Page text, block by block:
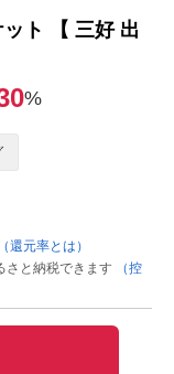
ト 【 三好 出
%
（還元率とは）
と納税できます
（控